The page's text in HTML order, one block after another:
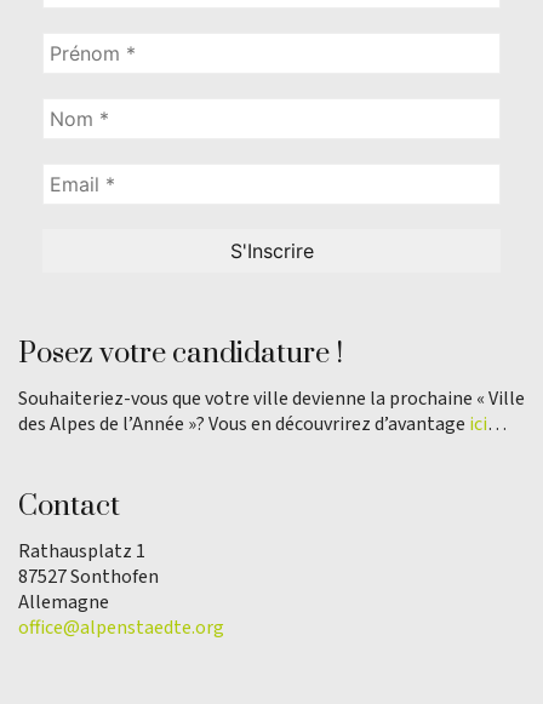
Posez votre candidature !
Souhaiteriez-vous que votre ville devienne la prochaine « Ville
des Alpes de l’Année »? Vous en découvrirez d’avantage ici…
Contact
Rathausplatz 1
87527 Sonthofen
Allemagne
office@alpenstaedte.org